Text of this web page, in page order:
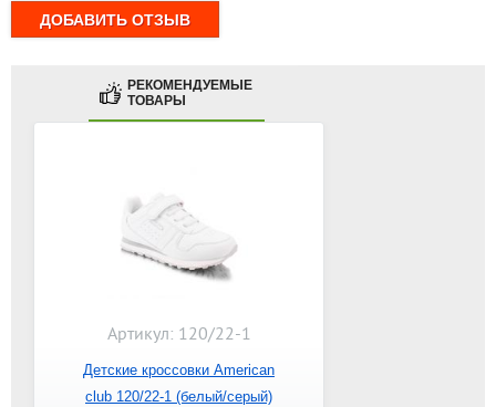
РЕКОМЕНДУЕМЫЕ
ТОВАРЫ
Артикул: 120/22-1
Детские кроссовки American
club 120/22-1 (белый/серый)